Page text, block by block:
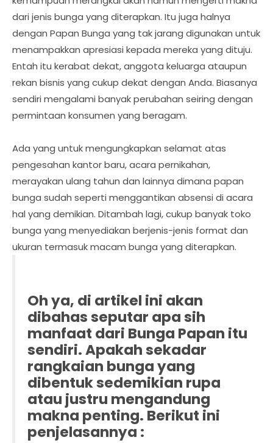
dari jenis bunga yang diterapkan. Itu juga halnya
dengan Papan Bunga yang tak jarang digunakan untuk
menampakkan apresiasi kepada mereka yang dituju.
Entah itu kerabat dekat, anggota keluarga ataupun
rekan bisnis yang cukup dekat dengan Anda. Biasanya
sendiri mengalami banyak perubahan seiring dengan
permintaan konsumen yang beragam.
Ada yang untuk mengungkapkan selamat atas
pengesahan kantor baru, acara pernikahan,
merayakan ulang tahun dan lainnya dimana papan
bunga sudah seperti menggantikan absensi di acara
hal yang demikian. Ditambah lagi, cukup banyak toko
bunga yang menyediakan berjenis-jenis format dan
ukuran termasuk macam bunga yang diterapkan.
Oh ya, di artikel ini akan
dibahas seputar apa sih
manfaat dari Bunga Papan itu
sendiri. Apakah sekadar
rangkaian bunga yang
dibentuk sedemikian rupa
atau justru mengandung
makna penting. Berikut ini
penjelasannya :